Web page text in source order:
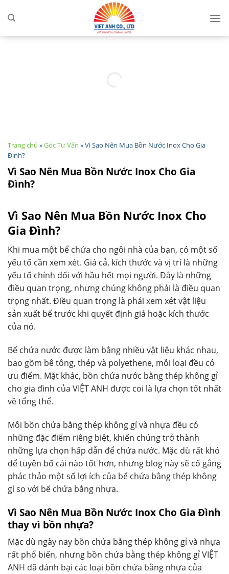
Trang chủ »Góc Tư Vấn »Vì Sao Nên Mua Bồn Nước Inox Cho Gia
Đình?
Vì Sao Nên Mua Bồn Nước Inox Cho Gia
Đình?
Vì Sao Nên Mua Bồn Nước Inox Cho
Gia Đình?
Khi mua một bể chứa cho ngôi nhà của bạn, có một số
yếu tố cần xem xét. Giá cả, kích thước và vị trí là những
yếu tố chính đối với hầu hết mọi người. Đây là những
điều quan trọng, nhưng chúng không phải là điều quan
trọng nhất. Điều quan trọng là phải xem xét vật liệu
sản xuất bể trước khi quyết định giá hoặc kích thước
của nó.
Bể chứa nước được làm bằng nhiều vật liệu khác nhau,
bao gồm bê tông, thép và polyethene, mỗi loại đều có
ưu điểm. Mặt khác, bồn chứa nước bằng thép không gỉ
cho gia đình của VIỆT ANH được coi là lựa chọn tốt nhất
về tổng thể.
Mỗi bồn chứa bằng thép không gỉ và nhựa đều có
những đặc điểm riêng biệt, khiến chúng trở thành
những lựa chọn hấp dẫn để chứa nước. Mặc dù rất khó
để tuyên bố cái nào tốt hơn, nhưng blog này sẽ cố gắng
phác thảo một số lợi ích của bể chứa bằng thép không
gỉ so với bể chứa bằng nhựa.
Vì Sao Nên Mua Bồn Nước Inox Cho Gia Đình
thay vì bồn nhựa?
Mặc dù ngày nay bồn chứa bằng thép không gỉ và nhựa
rất phổ biến, nhưng bồn chứa bằng thép không gỉ VIỆT
ANH đã đánh bại các loại bồn chứa bằng nhựa của